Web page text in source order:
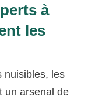
à
les
nuisibles, les
un arsenal de